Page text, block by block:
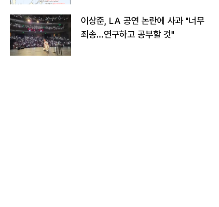
이상준, LA 공연 논란에 사과 "너무
죄송…연구하고 공부할 것"